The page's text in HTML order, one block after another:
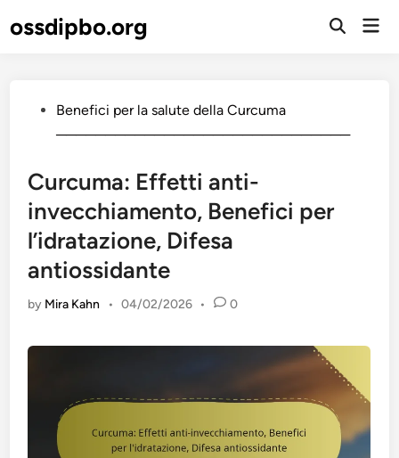
toossdipbo.org
Open
PostedBenefici per la salute della Curcuma
──────────────────────────────
Curcuma: Effetti anti-
invecchiamento, Benefici per
l’idratazione, Difesa
antiossidante
by Mira Kahn • 04/02/2026 • 0